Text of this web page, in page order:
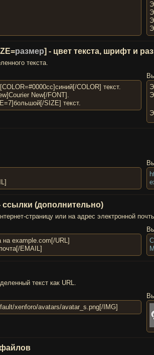
размер] - цвет текста, шрифт и
текста.
COLOR] текст.
New[/FONT].
SIZE] текст.
ссылки (дополнительно)
страницу или на адрес электронной
example.com[/URL]
EMAIL]
текст как URL.
xenforo/avatars/avatar_s.png[/IMG]